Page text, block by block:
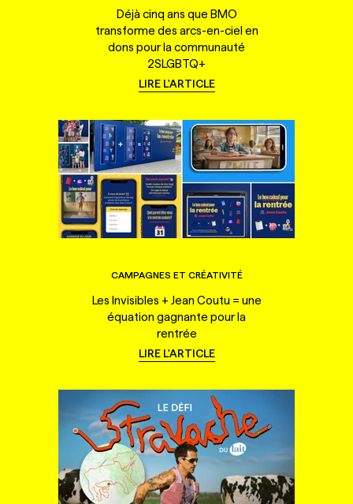
Déjà cinq ans que BMO
transforme des arcs-en-ciel en
dons pour la communauté
2SLGBTQ+
LIRE L'ARTICLE
CAMPAGNES ET CRÉATIVITÉ
Les Invisibles + Jean Coutu = une
équation gagnante pour la
rentrée
LIRE L'ARTICLE